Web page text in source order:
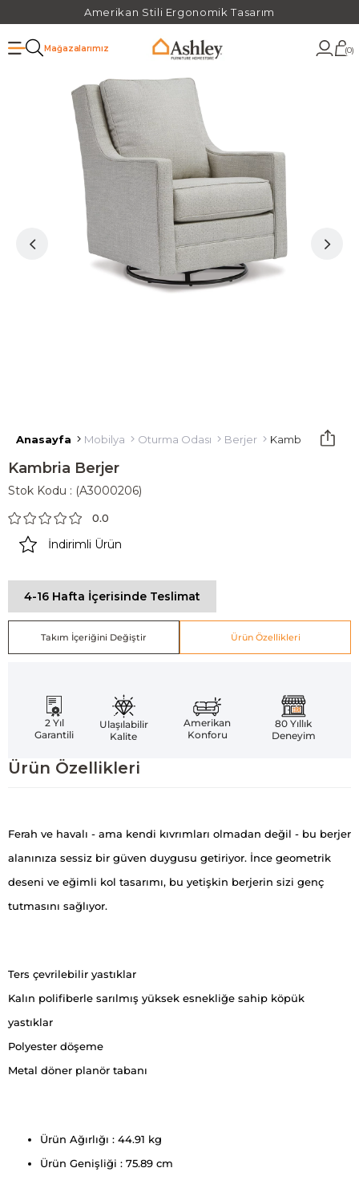
Amerikan Stili Ergonomik Tasarım
Mağazalarımız 0
Anasayfa Mobilya Oturma Odası Berjer Kambria Berjer
Kambria Berjer
Stok Kodu (A3000206)
0.0
İndirimli Ürün
4-16 Hafta İçerisinde Teslimat
Takım İçeriğini Değiştir Ürün Özellikleri
2 Yıl
Garantili
Ulaşılabilir
Kalite
Amerikan
Konforu
80 Yıllık
Deneyim
Ürün Özellikleri
Ferah ve havalı - ama kendi kıvrımları olmadan değil - bu berjer
alanınıza sessiz bir güven duygusu getiriyor. İnce geometrik
deseni ve eğimli kol tasarımı, bu yetişkin berjerin sizi genç
tutmasını sağlıyor.
Ters çevrilebilir yastıklar
Kalın polifiberle sarılmış yüksek esnekliğe sahip köpük
yastıklar
Polyester döşeme
Metal döner planör tabanı
Ürün Ağırlığı : 44.91 kg
Ürün Genişliği : 75.89 cm